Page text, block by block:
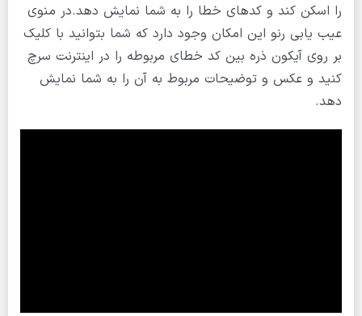
را اسکن کند و کدهای خطا را به شما نمایش دهد.در منوی
عیب یابی رنو این امکان وجود دارد که شما بتوانید با کلیک
بر روی آیکون ذره بین کد خطای مربوطه را در اینترنت سرچ
کنید و عکس و توضیحات مربوط به آن را به شما نمایش
دهد.